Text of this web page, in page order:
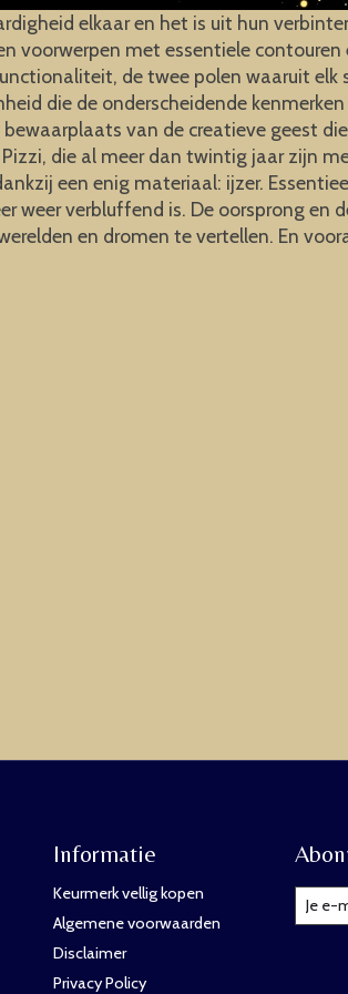
elkaar en het is uit hun
voorwerpen met essentiele
de twee polen waaruit
die de onderscheidende
van de creatieve geest
die al meer dan twintig jaar zijn
een enig materiaal: ijzer.
weer verbluffend is. De oorsprong en
en dromen te vertellen. En
Informatie
Keurmerk vellig kopen
Algemene voorwaarden
Disclaimer
Privacy Policy